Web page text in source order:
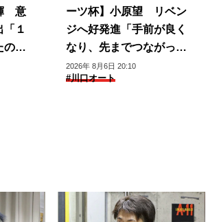
意
「１
のは
ーツ杯】小原望 リベン
ジへ好発進「手前が良く
なり、先までつながって
いる」
2026年 8月6日 20:10
#川口オート